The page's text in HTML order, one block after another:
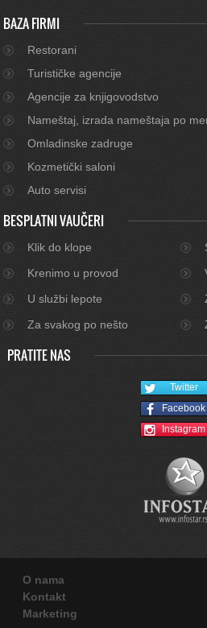
BAZA FIRMI
Restorani
Turističke agencije
Agencije za knjigovodstvo
Nameštaj, izrada nameštaja po
Omladinske zadruge
Kozmetički saloni
Auto servisi
BESPLATNI VAUČERI
Klik do klope
Krenimo u provod
U službi lepote
Za svakog po nešto
PRATITE NAS
Twitter
Facebook
Instagram
O nama
Kontakt
Marketing